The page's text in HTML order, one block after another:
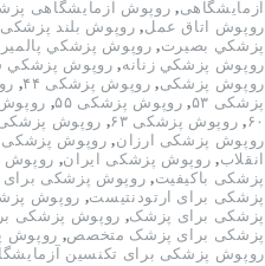
آزمایشگاهی, روپوش آزمایشگاهی
روپوش اتاق عمل, روپوش بلند پزشکی
پزشكي بصيرت, روپوش پزشكي پالميرا
روپوش پزشكي زنانه, روپوش پزشكي
روپوش پزشکی, روپوش پزشکی ۴۴ ,
پزشکی ۵۳
, روپوش پزشکی ۵۵ , روپوش
۶۰ , روپوش پزشکی ۶۳ , روپوش پزشکی
روپوش پزشکی ارزان, روپوش پزشکی
انقلاب, روپوش پزشکی ایران, روپوش
پزشکی باکیفیت, روپوش پزشکی برای
پزشکی برای ارتودنتیست, روپوش
پزشکی برای پزشک, روپوش پزشکی
پزشکی برای پزشک متخصص, روپوش
روپوش پزشکی برای تکنسین